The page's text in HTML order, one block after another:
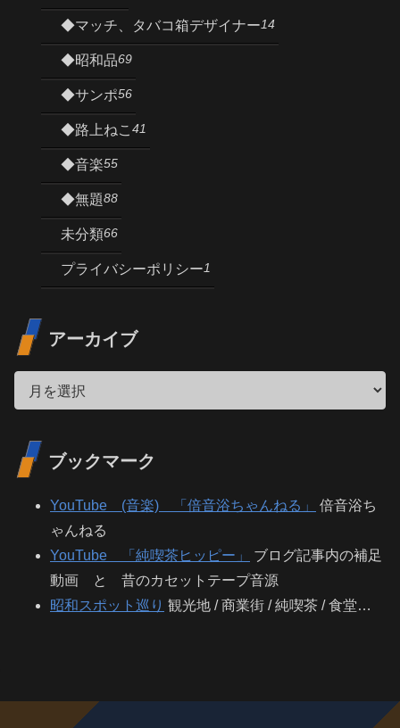
◆マッチ、タバコ箱デザイナー14
◆昭和品69
◆サンポ56
◆路上ねこ 41
◆音楽55
◆無題88
未分類66
プライバシーポリシー1
アーカイブ
ブックマーク
YouTube (音楽) 「倍音浴ちゃんねる」
倍音浴ち
ゃんねる
YouTube 「純喫茶ヒッピー」
ブログ記事内の補足
動画 と 昔のカセットテープ音源
昭和スポット巡り 観光地 / 商業街 / 純喫茶 / 食堂…